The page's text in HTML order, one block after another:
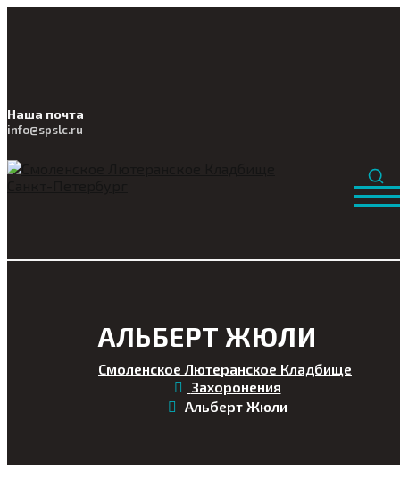
Наша почта
info@spslc.ru
АЛЬБЕРТ ЖЮЛИ
Смоленское Лютеранское Кладбище
Захоронения
Альберт Жюли